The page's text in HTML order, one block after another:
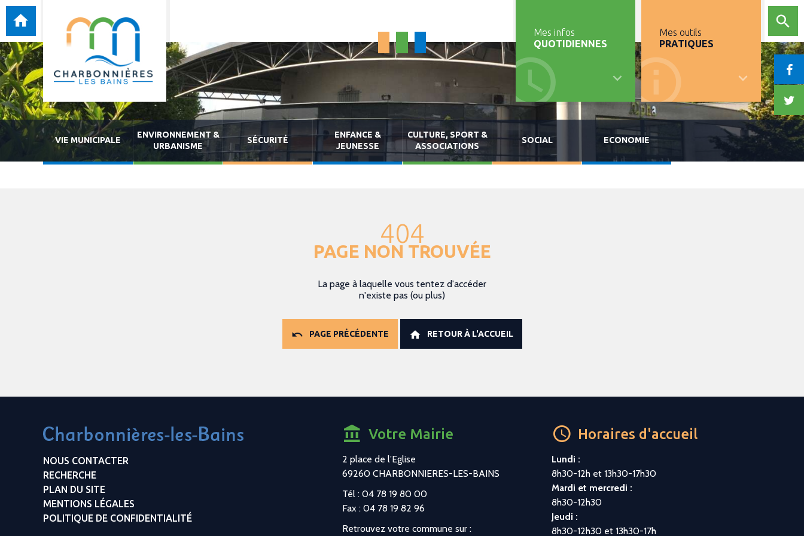
Mes infos
QUOTIDIENNES
Mes outils
PRATIQUES
VIE MUNICIPALE
ENVIRONNEMENT &
URBANISME
SÉCURITÉ
ENFANCE &
JEUNESSE
CULTURE, SPORT &
ASSOCIATIONS
SOCIAL ECONOMIE
404
PAGE NON TROUVÉE
La page à laquelle vous tentez d'accéder
n'existe pas (ou plus)
PAGE PRÉCÉDENTE RETOUR À L'ACCUEIL
NOUS CONTACTER
RECHERCHE
PLAN DU SITE
MENTIONS LÉGALES
POLITIQUE DE CONFIDENTIALITÉ
Votre Mairie
2 place de l’Eglise
69260 CHARBONNIERES-LES-BAINS
Tél : 04 78 19 80 00
Fax : 04 78 19 82 96
Retrouvez votre commune sur :
Horaires d'accueil
Lundi :
8h30-12h et 13h30-17h30
Mardi et mercredi :
8h30-12h30
Jeudi :
8h30-12h30 et 13h30-17h